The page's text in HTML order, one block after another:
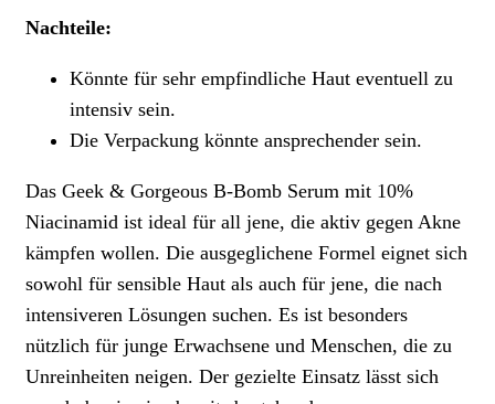
Nachteile:
Könnte für sehr empfindliche Haut eventuell zu
intensiv sein.
Die Verpackung könnte ansprechender sein.
Das Geek & Gorgeous B-Bomb Serum mit 10%
Niacinamid ist ideal für all jene, die aktiv gegen Akne
kämpfen wollen. Die ausgeglichene Formel eignet sich
sowohl für sensible Haut als auch für jene, die nach
intensiveren Lösungen suchen. Es ist besonders
nützlich für junge Erwachsene und Menschen, die zu
Unreinheiten neigen. Der gezielte Einsatz lässt sich